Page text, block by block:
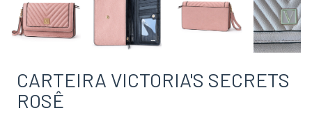
CARTEIRA VICTORIA'S SECRETS
ROSÊ